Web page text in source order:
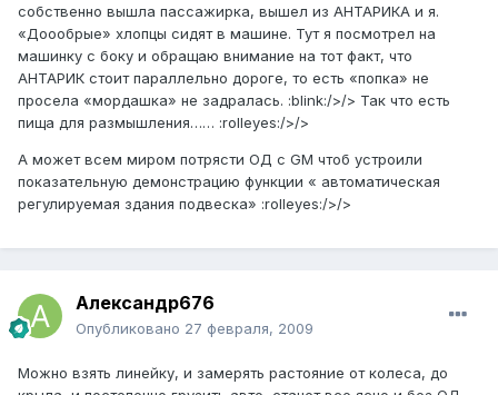
собственно вышла пассажирка, вышел из АНТАРИКА и я.
«Доообрые» хлопцы сидят в машине. Тут я посмотрел на
машинку с боку и обращаю внимание на тот факт, что
АНТАРИК стоит параллельно дороге, то есть «попка» не
просела «мордашка» не задралась. :blink:/>/> Так что есть
пища для размышления…… :rolleyes:/>/>
А может всем миром потрясти ОД с GM чтоб устроили
показательную демонстрацию функции « автоматическая
регулируемая здания подвеска» :rolleyes:/>/>
Александр676
Опубликовано 27 февраля, 2009
Можно взять линейку, и замерять растояние от колеса, до